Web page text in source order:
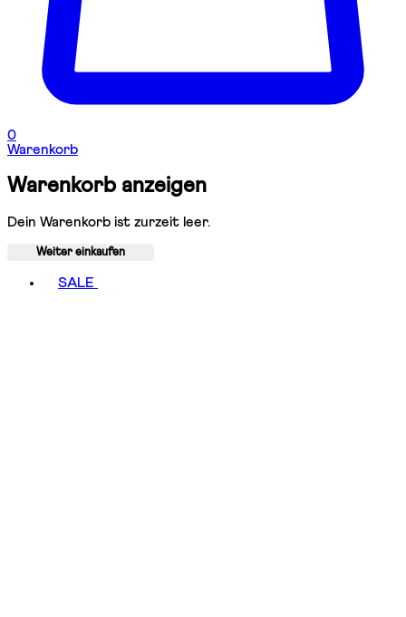
0
Warenkorb
Warenkorb anzeigen
Dein Warenkorb ist zurzeit leer.
Weiter einkaufen
SALE